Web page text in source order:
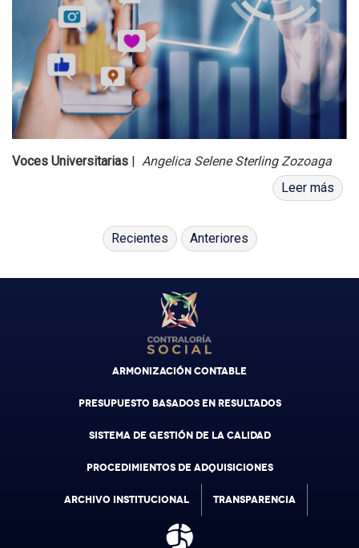
Voces Universitarias | Angelica Selene Sterling Zozoaga
Leer más
Recientes Anteriores
ARMONIZACIÓN CONTABLE
PRESUPUESTO BASADOS EN RESULTADOS
SISTEMA DE GESTIÓN DE LA CALIDAD
PROCEDIMIENTOS DE ADQUISICIONES
ARCHIVO INSTITUCIONAL TRANSPARENCIA